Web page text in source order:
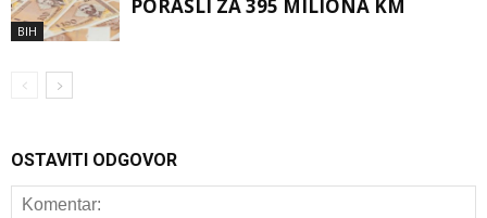
BIH
PORASLI ZA 395 MILIONA KM
OSTAVITI ODGOVOR